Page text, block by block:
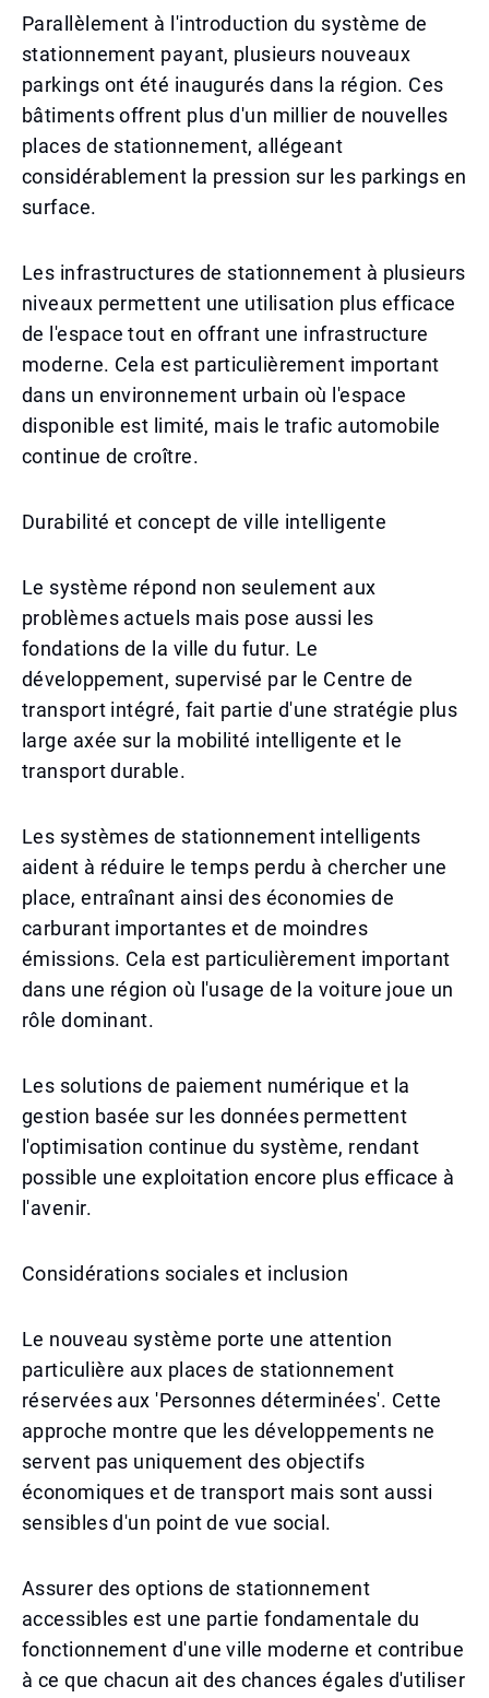
Parallèlement à l'introduction du système de
stationnement payant, plusieurs nouveaux
parkings ont été inaugurés dans la région. Ces
bâtiments offrent plus d'un millier de nouvelles
places de stationnement, allégeant
considérablement la pression sur les parkings en
surface.
Les infrastructures de stationnement à plusieurs
niveaux permettent une utilisation plus efficace
de l'espace tout en offrant une infrastructure
moderne. Cela est particulièrement important
dans un environnement urbain où l'espace
disponible est limité, mais le trafic automobile
continue de croître.
Durabilité et concept de ville intelligente
Le système répond non seulement aux
problèmes actuels mais pose aussi les
fondations de la ville du futur. Le
développement, supervisé par le Centre de
transport intégré, fait partie d'une stratégie plus
large axée sur la mobilité intelligente et le
transport durable.
Les systèmes de stationnement intelligents
aident à réduire le temps perdu à chercher une
place, entraînant ainsi des économies de
carburant importantes et de moindres
émissions. Cela est particulièrement important
dans une région où l'usage de la voiture joue un
rôle dominant.
Les solutions de paiement numérique et la
gestion basée sur les données permettent
l'optimisation continue du système, rendant
possible une exploitation encore plus efficace à
l'avenir.
Considérations sociales et inclusion
Le nouveau système porte une attention
particulière aux places de stationnement
réservées aux 'Personnes déterminées'. Cette
approche montre que les développements ne
servent pas uniquement des objectifs
économiques et de transport mais sont aussi
sensibles d'un point de vue social.
Assurer des options de stationnement
accessibles est une partie fondamentale du
fonctionnement d'une ville moderne et contribue
à ce que chacun ait des chances égales d'utiliser